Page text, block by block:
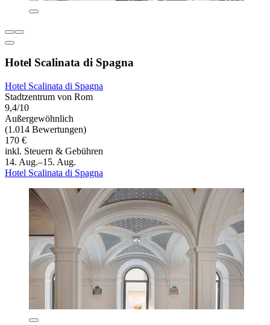
Hotel Scalinata di Spagna
Hotel Scalinata di Spagna
Stadtzentrum von Rom
9,4/10
Außergewöhnlich
(1.014 Bewertungen)
170 €
inkl. Steuern & Gebühren
14. Aug.–15. Aug.
Hotel Scalinata di Spagna